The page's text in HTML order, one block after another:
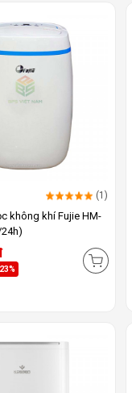
(1)
không khí Fujie HM-